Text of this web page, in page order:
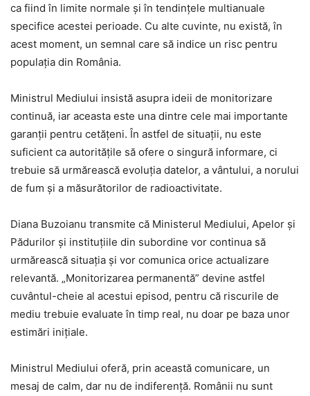
ca fiind în limite normale și în tendințele multianuale
specifice acestei perioade. Cu alte cuvinte, nu există, în
acest moment, un semnal care să indice un risc pentru
populația din România.
Ministrul Mediului insistă asupra ideii de monitorizare
continuă, iar aceasta este una dintre cele mai importante
garanții pentru cetățeni. În astfel de situații, nu este
suficient ca autoritățile să ofere o singură informare, ci
trebuie să urmărească evoluția datelor, a vântului, a norului
de fum și a măsurătorilor de radioactivitate.
Diana Buzoianu transmite că Ministerul Mediului, Apelor și
Pădurilor și instituțiile din subordine vor continua să
urmărească situația și vor comunica orice actualizare
relevantă. „Monitorizarea permanentă” devine astfel
cuvântul-cheie al acestui episod, pentru că riscurile de
mediu trebuie evaluate în timp real, nu doar pe baza unor
estimări inițiale.
Ministrul Mediului oferă, prin această comunicare, un
mesaj de calm, dar nu de indiferență. Românii nu sunt